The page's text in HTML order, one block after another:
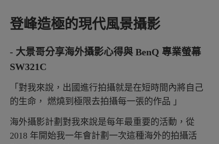
登峰造極的現代風景攝影
- 大景哥分享海外攝影心得與 BenQ 專業螢幕
SW321C
「對我來說，出國進行拍攝就是在短時間內將自己
的生命， 燃燒到極限去拍攝每一張的作品 」
海外攝影計劃對我來說是每年最重要的活動，從
2018 年開始我一年會計劃一次這種海外的拍攝活